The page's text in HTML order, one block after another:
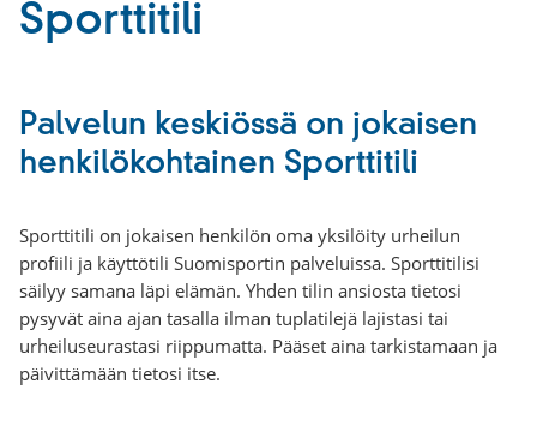
Sporttitili
Palvelun keskiössä on jokaisen
henkilökohtainen Sporttitili
Sporttitili on jokaisen henkilön oma yksilöity urheilun
profiili ja käyttötili Suomisportin palveluissa. Sporttitilisi
säilyy samana läpi elämän. Yhden tilin ansiosta tietosi
pysyvät aina ajan tasalla ilman tuplatilejä lajistasi tai
urheiluseurastasi riippumatta. Pääset aina tarkistamaan ja
päivittämään tietosi itse.